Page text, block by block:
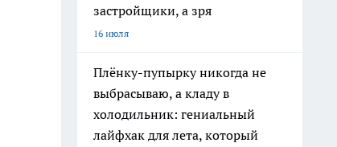
застройщики, а зря
16 июля
Плёнку-пупырку никогда не
выбрасываю, а кладу в
холодильник: гениальный
лайфхак для лета, который